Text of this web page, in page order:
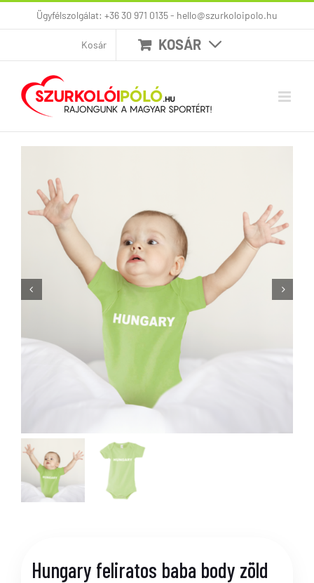
KihagyásÜgyfélszolgálat: +36 30 971 0135 - hello@szurkoloipolo.hu
Kosár KOSÁR
 
Hungary feliratos baba body zöld